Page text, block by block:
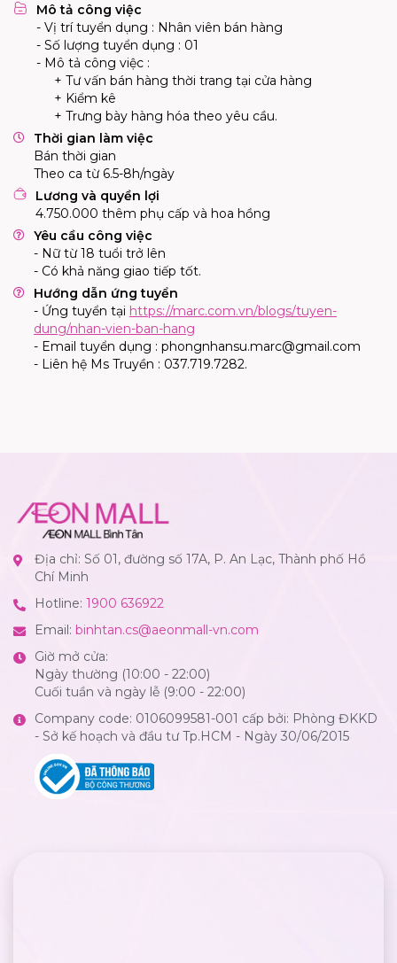
Mô tả công việc
- Vị trí tuyển dụng : Nhân viên bán hàng
- Số lượng tuyển dụng : 01
- Mô tả công việc :
+ Tư vấn bán hàng thời trang tại cửa hàng
+ Kiểm kê
+ Trưng bày hàng hóa theo yêu cầu.
Thời gian làm việc
Bán thời gian
Theo ca từ 6.5-8h/ngày
Lương và quyền lợi
4.750.000 thêm phụ cấp và hoa hồng
Yêu cầu công việc
- Nữ từ 18 tuổi trở lên
- Có khả năng giao tiếp tốt.
Hướng dẫn ứng tuyển
- Ứng tuyển tại https://marc.com.vn/blogs/tuyen-
dung/nhan-vien-ban-hang
- Email tuyển dụng : phongnhansu.marc@gmail.com
- Liên hệ Ms Truyền : 037.719.7282.
Địa chỉ: Số 01, đường số 17A, P. An Lạc, Thành phố Hồ
Chí Minh
Hotline: 1900 636922
Email: binhtan.cs@aeonmall-vn.com
Giờ mở cửa:
Ngày thường (10:00 - 22:00)
Cuối tuần và ngày lễ (9:00 - 22:00)
Company code: 0106099581-001 cấp bởi: Phòng ĐKKD
- Sở kế hoạch và đầu tư Tp.HCM - Ngày 30/06/2015